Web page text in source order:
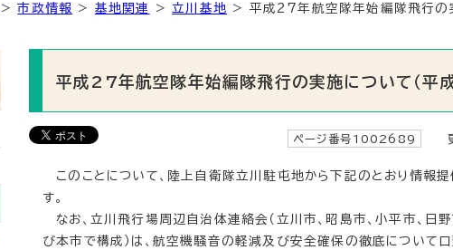
>市政情報 > 基地関連 > 立川基地 > 平成27年航空隊年始編隊飛行の
平成27年航空隊年始編隊飛行の実施について（
ページ番号1002689 更
このことについて、陸上自衛隊立川駐屯地から下記のとおり情報提
す。
なお、立川飛行場周辺自治体連絡会（立川市、昭島市、小平市、日
び本市で構成）は、航空機騒音の軽減及び安全確保の徹底について口